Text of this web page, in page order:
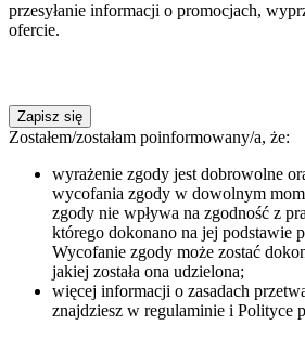
przesyłanie informacji o promocjach,
ofercie.
Zapisz się
Zostałem/zostałam poinformowany/a, że:
wyrażenie zgody jest dobrowolne
wycofania zgody w dowolnym
zgody nie wpływa na zgodność z
którego dokonano na jej podstawie
Wycofanie zgody może zostać
jakiej została ona udzielona;
więcej informacji o zasadach
znajdziesz w regulaminie i Polityce